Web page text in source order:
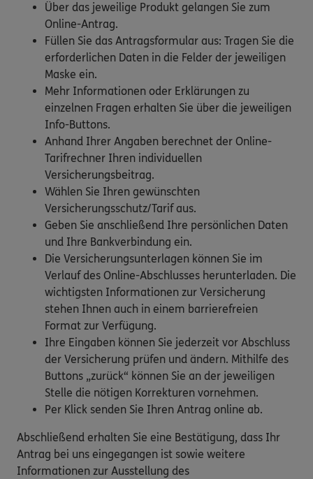
Über das jeweilige Produkt gelangen Sie zum
Online-Antrag.
Füllen Sie das Antragsformular aus: Tragen Sie die
erforderlichen Daten in die Felder der jeweiligen
Maske ein.
Mehr Informationen oder Erklärungen zu
einzelnen Fragen erhalten Sie über die jeweiligen
Info-Buttons.
Anhand Ihrer Angaben berechnet der Online-
Tarifrechner Ihren individuellen
Versicherungsbeitrag.
Wählen Sie Ihren gewünschten
Versicherungsschutz/Tarif aus.
Geben Sie anschließend Ihre persönlichen Daten
und Ihre Bankverbindung ein.
Die Versicherungsunterlagen können Sie im
Verlauf des Online-Abschlusses herunterladen. Die
wichtigsten Informationen zur Versicherung
stehen Ihnen auch in einem barrierefreien
Format zur Verfügung.
Ihre Eingaben können Sie jederzeit vor Abschluss
der Versicherung prüfen und ändern. Mithilfe des
Buttons „zurück“ können Sie an der jeweiligen
Stelle die nötigen Korrekturen vornehmen.
Per Klick senden Sie Ihren Antrag online ab.
Abschließend erhalten Sie eine Bestätigung, dass Ihr
Antrag bei uns eingegangen ist sowie weitere
Informationen zur Ausstellung des